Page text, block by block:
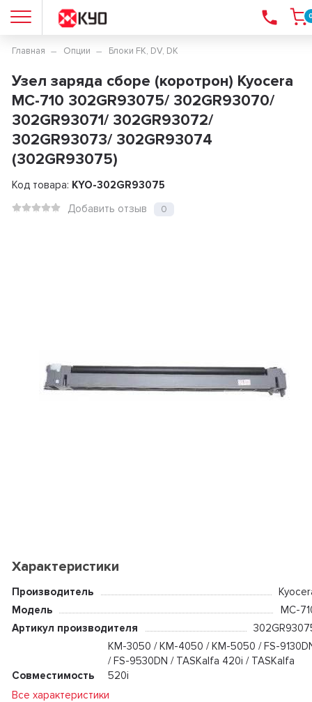
Главная Опции Блоки FK, DV, DK
Узел заряда сборе (коротрон) Kyocera
MC-710 302GR93075/ 302GR93070/
302GR93071/ 302GR93072/
302GR93073/ 302GR93074
(302GR93075)
Код товара: KYO-302GR93075
Добавить отзыв
0
Характеристики
Производитель
Модель
MC-
Артикул производителя
Совместимость
KM-3050 / KM-4050 / KM-5050 / FS-
/ FS-9530DN / TASKalfa 420i / TASKalfa
520i
Все характеристики